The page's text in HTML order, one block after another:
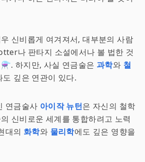
신비롭게 여겨져서, 대부분의 사람
나 판타지 소설에서나 볼 법한 것
하지만, 사실 연금술은 과학와 철
도 깊은 연관이 있다.
연금술사 아이작 뉴턴은 자신의 철학
신비로운 세계를 통합하려고 노력
대의 화학와 물리학에도 깊은 영향을